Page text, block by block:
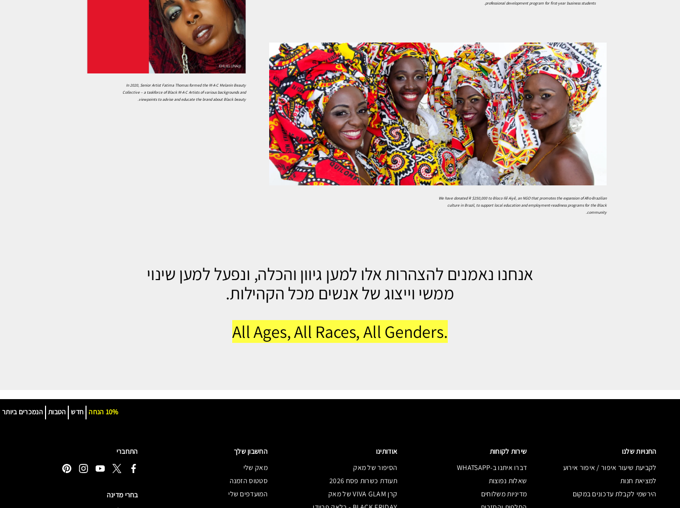
professional development program for first-year business students.
We have donated R $250,000 to Bloco Ilê Aiyê, an NGO that promotes the expansion of Afro-Brazilian
culture in Brazil, to support local education and employment-readiness programs for the Black
community.
@EHLIELUNA
In 2020, Senior Artist Fatima Thomas formed the M·A·C Melanin Beauty
Collective – a taskforce of Black M·A·C Artists of various backgrounds and
viewpoints to advise and educate the brand about Black beauty.
אנחנו נאמנים להצהרות אלו למען גיוון והכלה, ונפעל למען שינוי
ממשי וייצוג של אנשים מכל הקהילות.
All Ages, All Races, All Genders.
הנמכרים ביותר הטבות חדש 10% הנחה
החנויות שלנו
לקביעת שיעור איפור / איפור אירוע
למציאת חנות
הירשמי לקבלת עדכונים במקום
שירות לקוחות
דברו איתנו ב-WHATSAPP
שאלות נפוצות
מדיניות משלוחים
אודותינו
הסיפור של מאק
תעודת כשרות פסח 2026
קרן VIVA GLAM של מאק
החשבון שלך
מאק שלי
סטטוס הזמנה
המועדפים שלי
התחברי
בחרי מדינה